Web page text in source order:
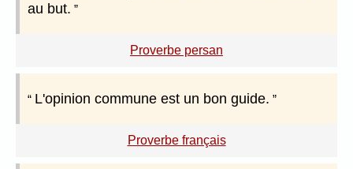
au but.
Proverbe persan
L'opinion commune est un bon guide.
Proverbe français